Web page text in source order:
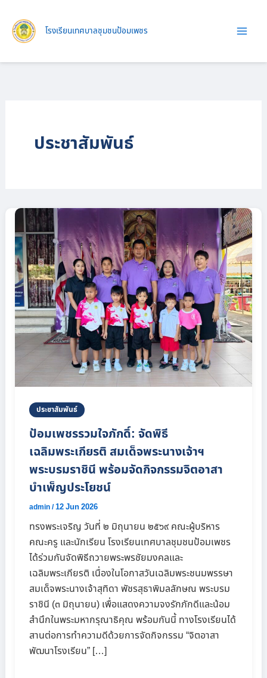
content
โรงเรียนเทศบาลชุมชนป้อมเพชร
ประชาสัมพันธ์
ประชาสัมพันธ์
ป้อมเพชรรวมใจภักดิ์: จัดพิธี
เฉลิมพระเกียรติ สมเด็จพระนางเจ้าฯ
พระบรมราชินี พร้อมจัดกิจกรรมจิตอาสา
บำเพ็ญประโยชน์
admin/12 Jun 2026
ทรงพระเจริญ วันที่ ๒ มิถุนายน ๒๕๖๙ คณะผู้บริหาร
คณะครู และนักเรียน โรงเรียนเทศบาลชุมชนป้อมเพชร
ได้ร่วมกันจัดพิธีถวายพระพรชัยมงคลและ
เฉลิมพระเกียรติ เนื่องในโอกาสวันเฉลิมพระชนมพรรษา
สมเด็จพระนางเจ้าสุทิดา พัชรสุธาพิมลลักษณ พระบรม
ราชินี (๓ มิถุนายน) เพื่อแสดงความจงรักภักดีและน้อม
สำนึกในพระมหากรุณาธิคุณ พร้อมกันนี้ ทางโรงเรียนได้
สานต่อการทำความดีด้วยการจัดกิจกรรม “จิตอาสา
พัฒนาโรงเรียน” […]